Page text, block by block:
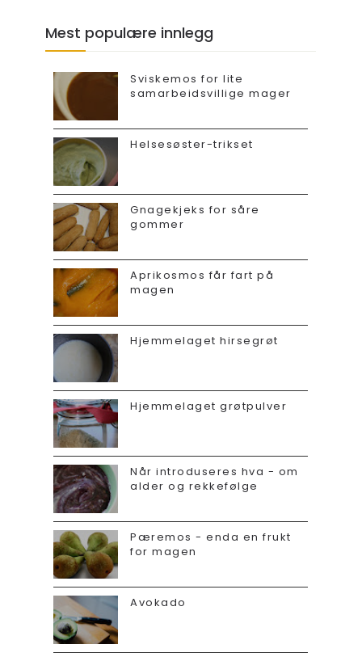
Mest populære innlegg
Sviskemos for lite
samarbeidsvillige mager
Helsesøster-trikset
Gnagekjeks for såre
gommer
Aprikosmos får fart på
magen
Hjemmelaget hirsegrøt
Hjemmelaget grøtpulver
Når introduseres hva - om
alder og rekkefølge
Pæremos - enda en frukt
for magen
Avokado